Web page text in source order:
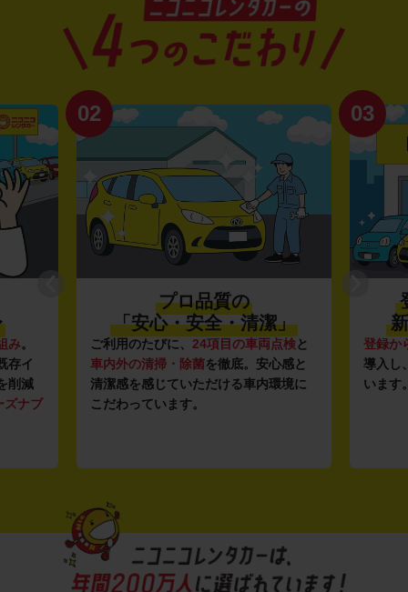
み。
存イ
削減
ズナブ
02
プロ品質の
「安心・安全・清潔」
ご利用のたびに、 24項目の車両点検と
車内外の清掃・除菌を徹底。安心感と
清潔感を感じていただける車内環境に
こだわっています。
03
登録か
導入し
います